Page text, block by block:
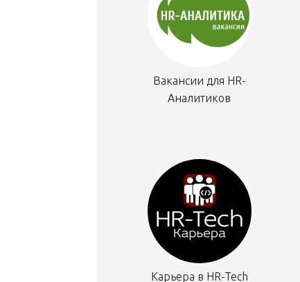
Вакансии для HR-
Аналитиков
Карьера в HR-Tech